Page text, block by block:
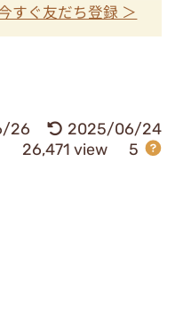
すぐ友だち登録 ＞
26
2025/06/24
26,471 view
5